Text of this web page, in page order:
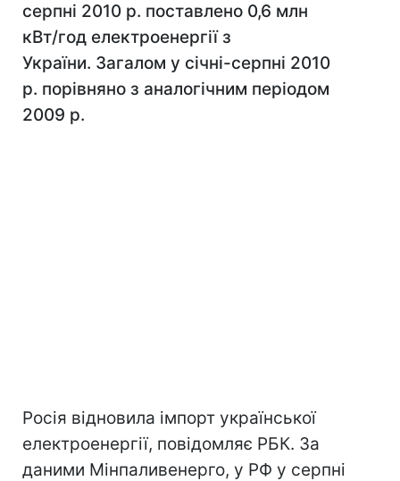
серпні 2010 р. поставлено 0,6 млн
кВт/год електроенергії з
України. Загалом у січні-серпні 2010
р. порівняно з аналогічним періодом
2009 р.
Росія відновила імпорт української
електроенергії, повідомляє РБК. За
даними Мінпаливенерго, у РФ у серпні